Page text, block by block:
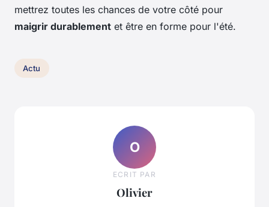
mettrez toutes les chances de votre côté pour
maigrir durablement et être en forme pour l'été.
Actu
O
ECRIT PAR
Olivier